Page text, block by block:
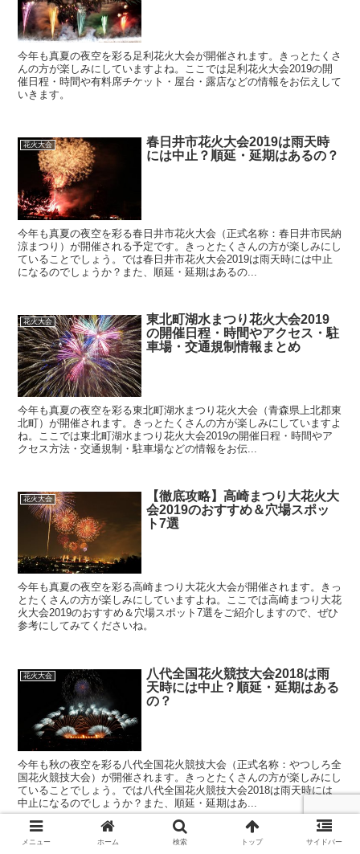
今年も真夏の夜空を彩る足利花火大会が開催されます。きっとたくさ
んの方が楽しみにしていますよね。ここでは足利花火大会2019の開
催日程・時間や有料席チケット・屋台・露店などの情報をお伝えして
いきます。
花火大会
春日井市花火大会2019は雨天時
には中止？順延・延期はあるの？
今年も真夏の夜空を彩る春日井市花火大会（正式名称：春日井市民納
涼まつり）が開催される予定です。きっとたくさんの方が楽しみにし
ていることでしょう。では春日井市花火大会2019は雨天時には中止
になるのでしょうか？また、順延・延期はあるの...
花火大会
東北町湖水まつり花火大会2019
の開催日程・時間やアクセス・駐
車場・交通規制情報まとめ
今年も真夏の夜空を彩る東北町湖水まつり花火大会（青森県上北郡東
北町）が開催されます。きっとたくさんの方が楽しみにしていますよ
ね。ここでは東北町湖水まつり花火大会2019の開催日程・時間やア
クセス方法・交通規制・駐車場などの情報をお伝...
花火大会
【徹底攻略】高崎まつり大花火大
会2019のおすすめ＆穴場スポッ
ト7選
今年も真夏の夜空を彩る高崎まつり大花火大会が開催されます。きっ
とたくさんの方が楽しみにしていますよね。ここでは高崎まつり大花
火大会2019のおすすめ＆穴場スポット7選をご紹介しますので、ぜひ
参考にしてみてくださいね。
花火大会
八代全国花火競技大会2018は雨
天時には中止？順延・延期はある
の？
今年も秋の夜空を彩る八代全国花火競技大会（正式名称：やつしろ全
国花火競技大会）が開催されます。きっとたくさんの方が楽しみにし
ていることでしょう。では八代全国花火競技大会2018は雨天時には
中止になるのでしょうか？また、順延・延期はあ...
メニュー ホーム 検索 トップ サイドバー